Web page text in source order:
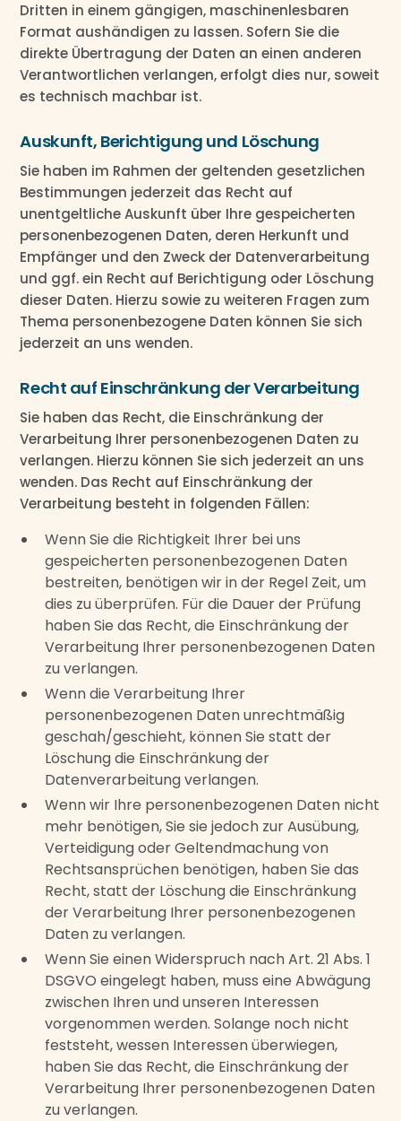
Dritten in einem gängigen, maschinenlesbaren
Format aushändigen zu lassen. Sofern Sie die
direkte Übertragung der Daten an einen anderen
Verantwortlichen verlangen, erfolgt dies nur, soweit
es technisch machbar ist.
Auskunft, Berichtigung und Löschung
Sie haben im Rahmen der geltenden gesetzlichen
Bestimmungen jederzeit das Recht auf
unentgeltliche Auskunft über Ihre gespeicherten
personenbezogenen Daten, deren Herkunft und
Empfänger und den Zweck der Datenverarbeitung
und ggf. ein Recht auf Berichtigung oder Löschung
dieser Daten. Hierzu sowie zu weiteren Fragen zum
Thema personenbezogene Daten können Sie sich
jederzeit an uns wenden.
Recht auf Einschränkung der Verarbeitung
Sie haben das Recht, die Einschränkung der
Verarbeitung Ihrer personenbezogenen Daten zu
verlangen. Hierzu können Sie sich jederzeit an uns
wenden. Das Recht auf Einschränkung der
Verarbeitung besteht in folgenden Fällen:
Wenn Sie die Richtigkeit Ihrer bei uns
gespeicherten personenbezogenen Daten
bestreiten, benötigen wir in der Regel Zeit, um
dies zu überprüfen. Für die Dauer der Prüfung
haben Sie das Recht, die Einschränkung der
Verarbeitung Ihrer personenbezogenen Daten
zu verlangen.
Wenn die Verarbeitung Ihrer
personenbezogenen Daten unrechtmäßig
geschah/geschieht, können Sie statt der
Löschung die Einschränkung der
Datenverarbeitung verlangen.
Wenn wir Ihre personenbezogenen Daten nicht
mehr benötigen, Sie sie jedoch zur Ausübung,
Verteidigung oder Geltendmachung von
Rechtsansprüchen benötigen, haben Sie das
Recht, statt der Löschung die Einschränkung
der Verarbeitung Ihrer personenbezogenen
Daten zu verlangen.
Wenn Sie einen Widerspruch nach Art. 21 Abs. 1
DSGVO eingelegt haben, muss eine Abwägung
zwischen Ihren und unseren Interessen
vorgenommen werden. Solange noch nicht
feststeht, wessen Interessen überwiegen,
haben Sie das Recht, die Einschränkung der
Verarbeitung Ihrer personenbezogenen Daten
zu verlangen.